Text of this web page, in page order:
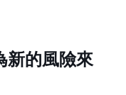
新的風險來